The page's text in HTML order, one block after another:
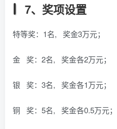
7、奖项设置
特等奖：1名, 奖金3万元；
金 奖：2名, 奖金各2万元；
银 奖：3名, 奖金各1万元；
铜 奖：5名, 奖金各0.5万元；